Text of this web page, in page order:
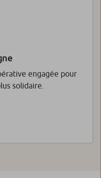
engagée pour
solidaire.